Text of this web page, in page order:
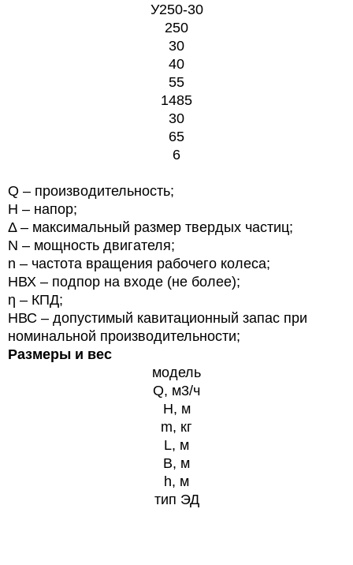
У250-30
250
30
40
55
1485
30
65
6
Q – производительность;
Н – напор;
Δ – максимальный размер твердых частиц;
N – мощность двигателя;
n – частота вращения рабочего колеса;
HВХ – подпор на входе (не более);
η – КПД;
HВС – допустимый кавитационный запас при
номинальной производительности;
Размеры и вес
модель
Q, м3/ч
H, м
m, кг
L, м
B, м
h, м
тип ЭД